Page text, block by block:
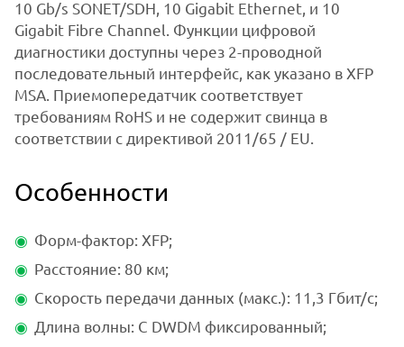
10 Gb/s SONET/SDH, 10 Gigabit Ethernet, и 10
Gigabit Fibre Channel. Функции цифровой
диагностики доступны через 2-проводной
последовательный интерфейс, как указано в XFP
MSA. Приемопередатчик соответствует
требованиям RoHS и не содержит свинца в
соответствии с директивой 2011/65 / EU.
Особенности
Форм-фактор: XFP;
Расстояние: 80 км;
Скорость передачи данных (макс.): 11,3 Гбит/с;
Длина волны: С DWDM фиксированный;